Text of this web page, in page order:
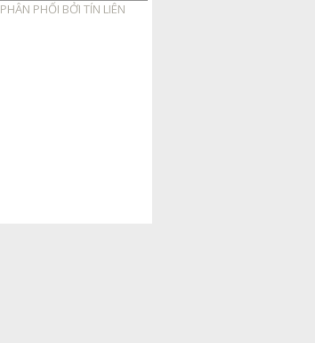
PHÂN PHỐI BỞI TÍN LIÊN